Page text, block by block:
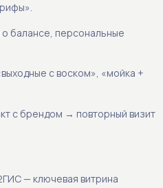
балансе, персональные
с воском», «мойка +
с брендом → повторный визит
— ключевая витрина